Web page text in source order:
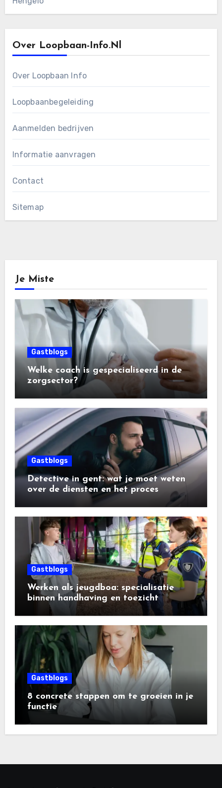
Over Loopbaan-Info.nl
Over Loopbaan Info
Loopbaanbegeleiding
Aanmelden bedrijven
Informatie aanvragen
Contact
Sitemap
Je Miste
Gastblogs
Welke coach is gespecialiseerd in de
zorgsector?
Gastblogs
Detective in gent: wat je moet weten
over de diensten en het proces
Gastblogs
Werken als jeugdboa: specialisatie
binnen handhaving en toezicht
Gastblogs
8 concrete stappen om te groeien in je
functie